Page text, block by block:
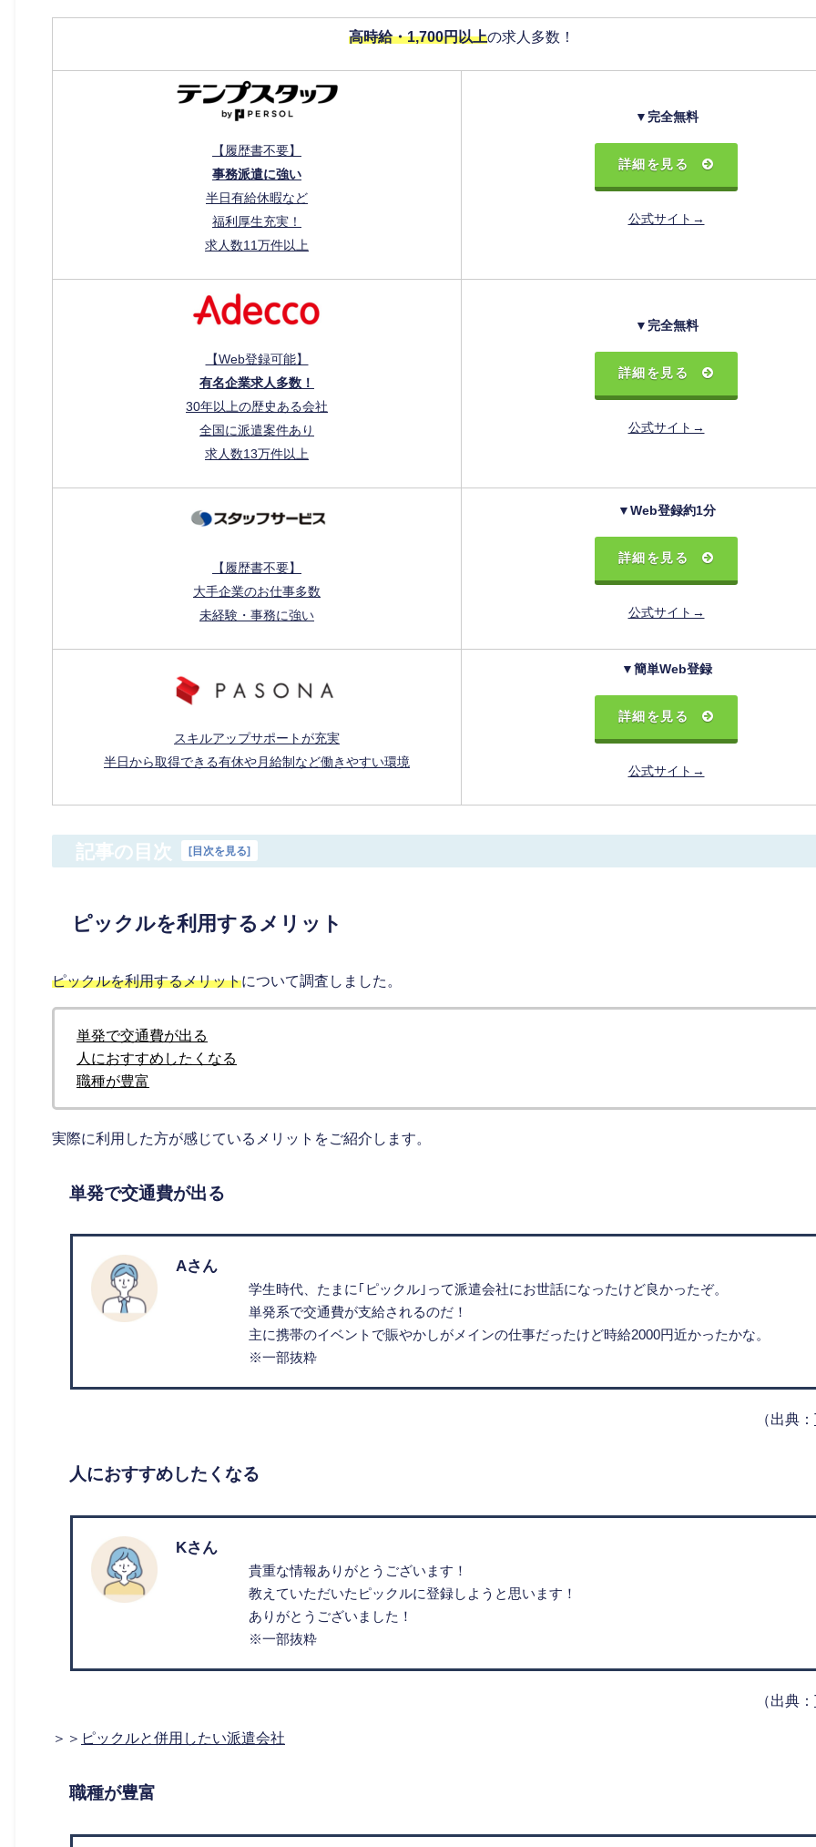
高時給・1,700円以上の求人多数！
【履歴書不要】
事務派遣に強い
半日有給休暇など
福利厚生充実！
求人数11万件以上
▼完全無料
詳細を見る
公式サイト→
【Web登録可能】
有名企業求人多数！
30年以上の歴史ある会社
全国に派遣案件あり
求人数13万件以上
▼完全無料
詳細を見る
公式サイト→
【履歴書不要】
大手企業のお仕事多数
未経験・事務に強い
▼Web登録約1分
詳細を見る
公式サイト→
スキルアップサポートが充実
半日から取得できる有休や月給制など働きやすい環境
▼簡単Web登録
詳細を見る
公式サイト→
記事の目次 [目次を見る]
ピックルを利用するメリット
ピックルを利用するメリットについて調査しました。
単発で交通費が出る
人におすすめしたくなる
職種が豊富
実際に利用した方が感じているメリットをご紹介します。
単発で交通費が出る
Aさん
学生時代、たまに｢ピックル｣って派遣会社にお世話になったけど良かったぞ。
単発系で交通費が支給されるのだ！
主に携帯のイベントで賑やかしがメインの仕事だったけど時給2000円近かったかな。
※一部抜粋
（出典：
人におすすめしたくなる
Kさん
貴重な情報ありがとうございます！
教えていただいたピックルに登録しようと思います！
ありがとうございました！
※一部抜粋
（出典：
＞＞ ピックルと併用したい派遣会社
職種が豊富